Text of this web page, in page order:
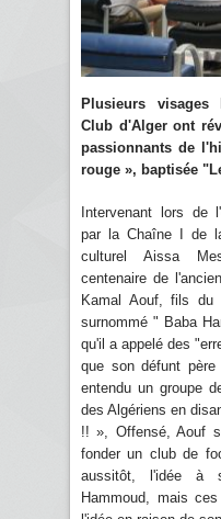
Plusieurs visages
Club d'Alger ont
passionnants de
rouge », baptisée
Intervenant lors de
par la Chaîne I de
culturel Aissa
centenaire de
Kamal Aouf, fils du
surnommé " Baba
qu'il a appelé des
que son défunt
entendu un groupe
des Algériens en
!! », Offensé, Aouf
fonder un club de
aussitôt, l'idée à
Hammoud, mais